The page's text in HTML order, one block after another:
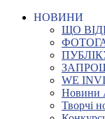
НОВИНИ
ЩО
WE
Новини
Творчі